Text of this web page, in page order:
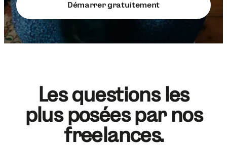
Démarrer gratuitement
Les questions les
plus posées par nos
freelances.